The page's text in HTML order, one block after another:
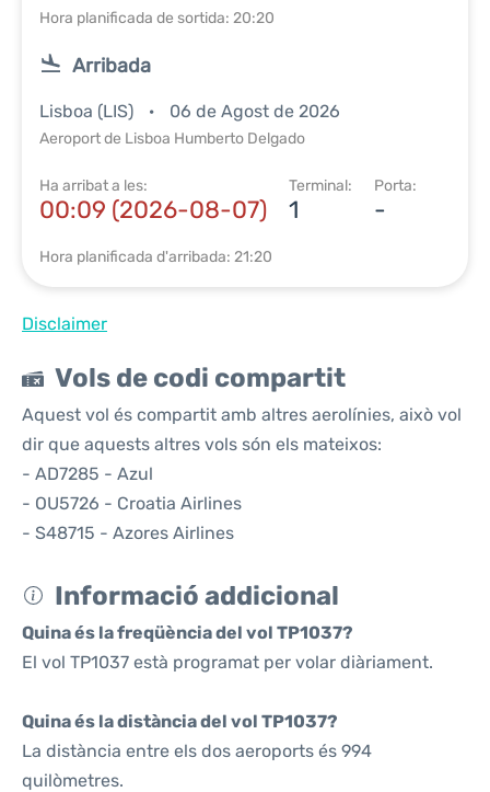
Hora planificada de sortida: 20:20
Arribada
Lisboa (LIS) 06 de Agost de 2026
Aeroport de Lisboa Humberto Delgado
Ha arribat a les:
00:09 (2026-08-07)
Terminal:
1
Porta:
-
Hora planificada d'arribada: 21:20
Disclaimer
Vols de codi compartit
Aquest vol és compartit amb altres aerolínies, això vol
dir que aquests altres vols són els mateixos:
- AD7285 - Azul
- OU5726 - Croatia Airlines
- S48715 - Azores Airlines
Informació addicional
Quina és la freqüència del vol TP1037?
El vol TP1037 està programat per volar diàriament.
Quina és la distància del vol TP1037?
La distància entre els dos aeroports és 994
quilòmetres.